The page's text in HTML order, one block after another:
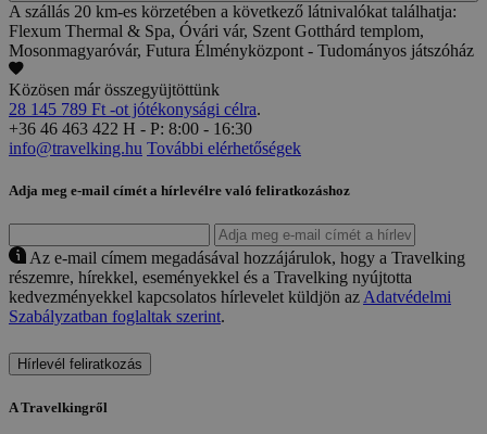
A szállás 20 km-es körzetében a következő látnivalókat találhatja:
Flexum Thermal & Spa, Óvári vár, Szent Gotthárd templom,
Mosonmagyaróvár, Futura Élményközpont - Tudományos játszóház
Közösen már összegyüjtöttünk
28 145 789 Ft -ot jótékonysági célra.
+36 46 463 422 H - P: 8:00 - 16:30
info@travelking.hu További elérhetőségek
Adja meg e-mail címét a hírlevélre való feliratkozáshoz
Az e-mail címem megadásával hozzájárulok, hogy a Travelking
részemre, hírekkel, eseményekkel és a Travelking nyújtotta
kedvezményekkel kapcsolatos hírlevelet küldjön az Adatvédelmi
Szabályzatban foglaltak szerint.
Hírlevél feliratkozás
A Travelkingről